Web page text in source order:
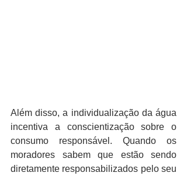
Além disso, a individualização da água
incentiva a conscientização sobre o
consumo responsável. Quando os
moradores sabem que estão sendo
diretamente responsabilizados pelo seu